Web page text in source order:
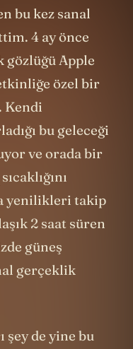
bu kez sanal
4 ay önce
gözlüğü Apple
özel bir
Kendi
bu geleceği
ve orada bir
sıcaklığını
yenilikleri takip
2 saat süren
güneş
gerçeklik
de yine bu